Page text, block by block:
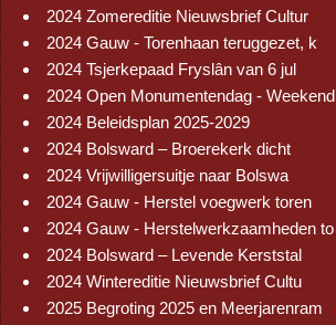
2024 Zomereditie Nieuwsbrief Cultur
2024 Gauw - Torenhaan teruggezet, k
2024 Tsjerkepaad Fryslân van 6 jul
2024 Open Monumentendag - Weekend
2024 Beleidsplan 2025-2029
2024 Bolsward – Broerekerk dicht
2024 Vrijwilligersuitje naar Bolswa
2024 Gauw - Herstel voegwerk toren
2024 Gauw - Herstelwerkzaamheden to
2024 Bolsward – Levende Kerststal
2024 Wintereditie Nieuwsbrief Cultu
2025 Begroting 2025 en Meerjarenram